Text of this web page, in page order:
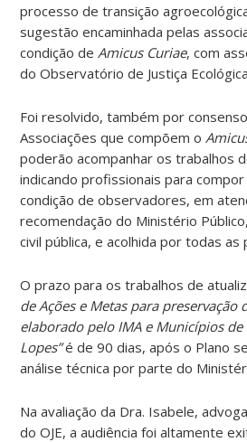
processo de transição
sugestão encaminhada pelas
condição de Amicus Curiae, com
do Observatório de Justiça
Foi resolvido, também por
Associações que compõem o
poderão acompanhar os trabalhos
indicando profissionais para compor
condição de observadores, em
recomendação do Ministério
civil pública, e acolhida por todas as
O prazo para os trabalhos de
de Ações e Metas para preservação
elaborado pelo IMA e Municípios de
Lopes”é de 90 dias, após o Plano
análise técnica por parte do
Na avaliação da Dra. Isabele,
do OJE, a audiência foi altamente